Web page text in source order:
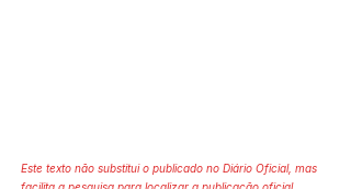
Este texto não substitui o publicado no Diário Oficial, mas